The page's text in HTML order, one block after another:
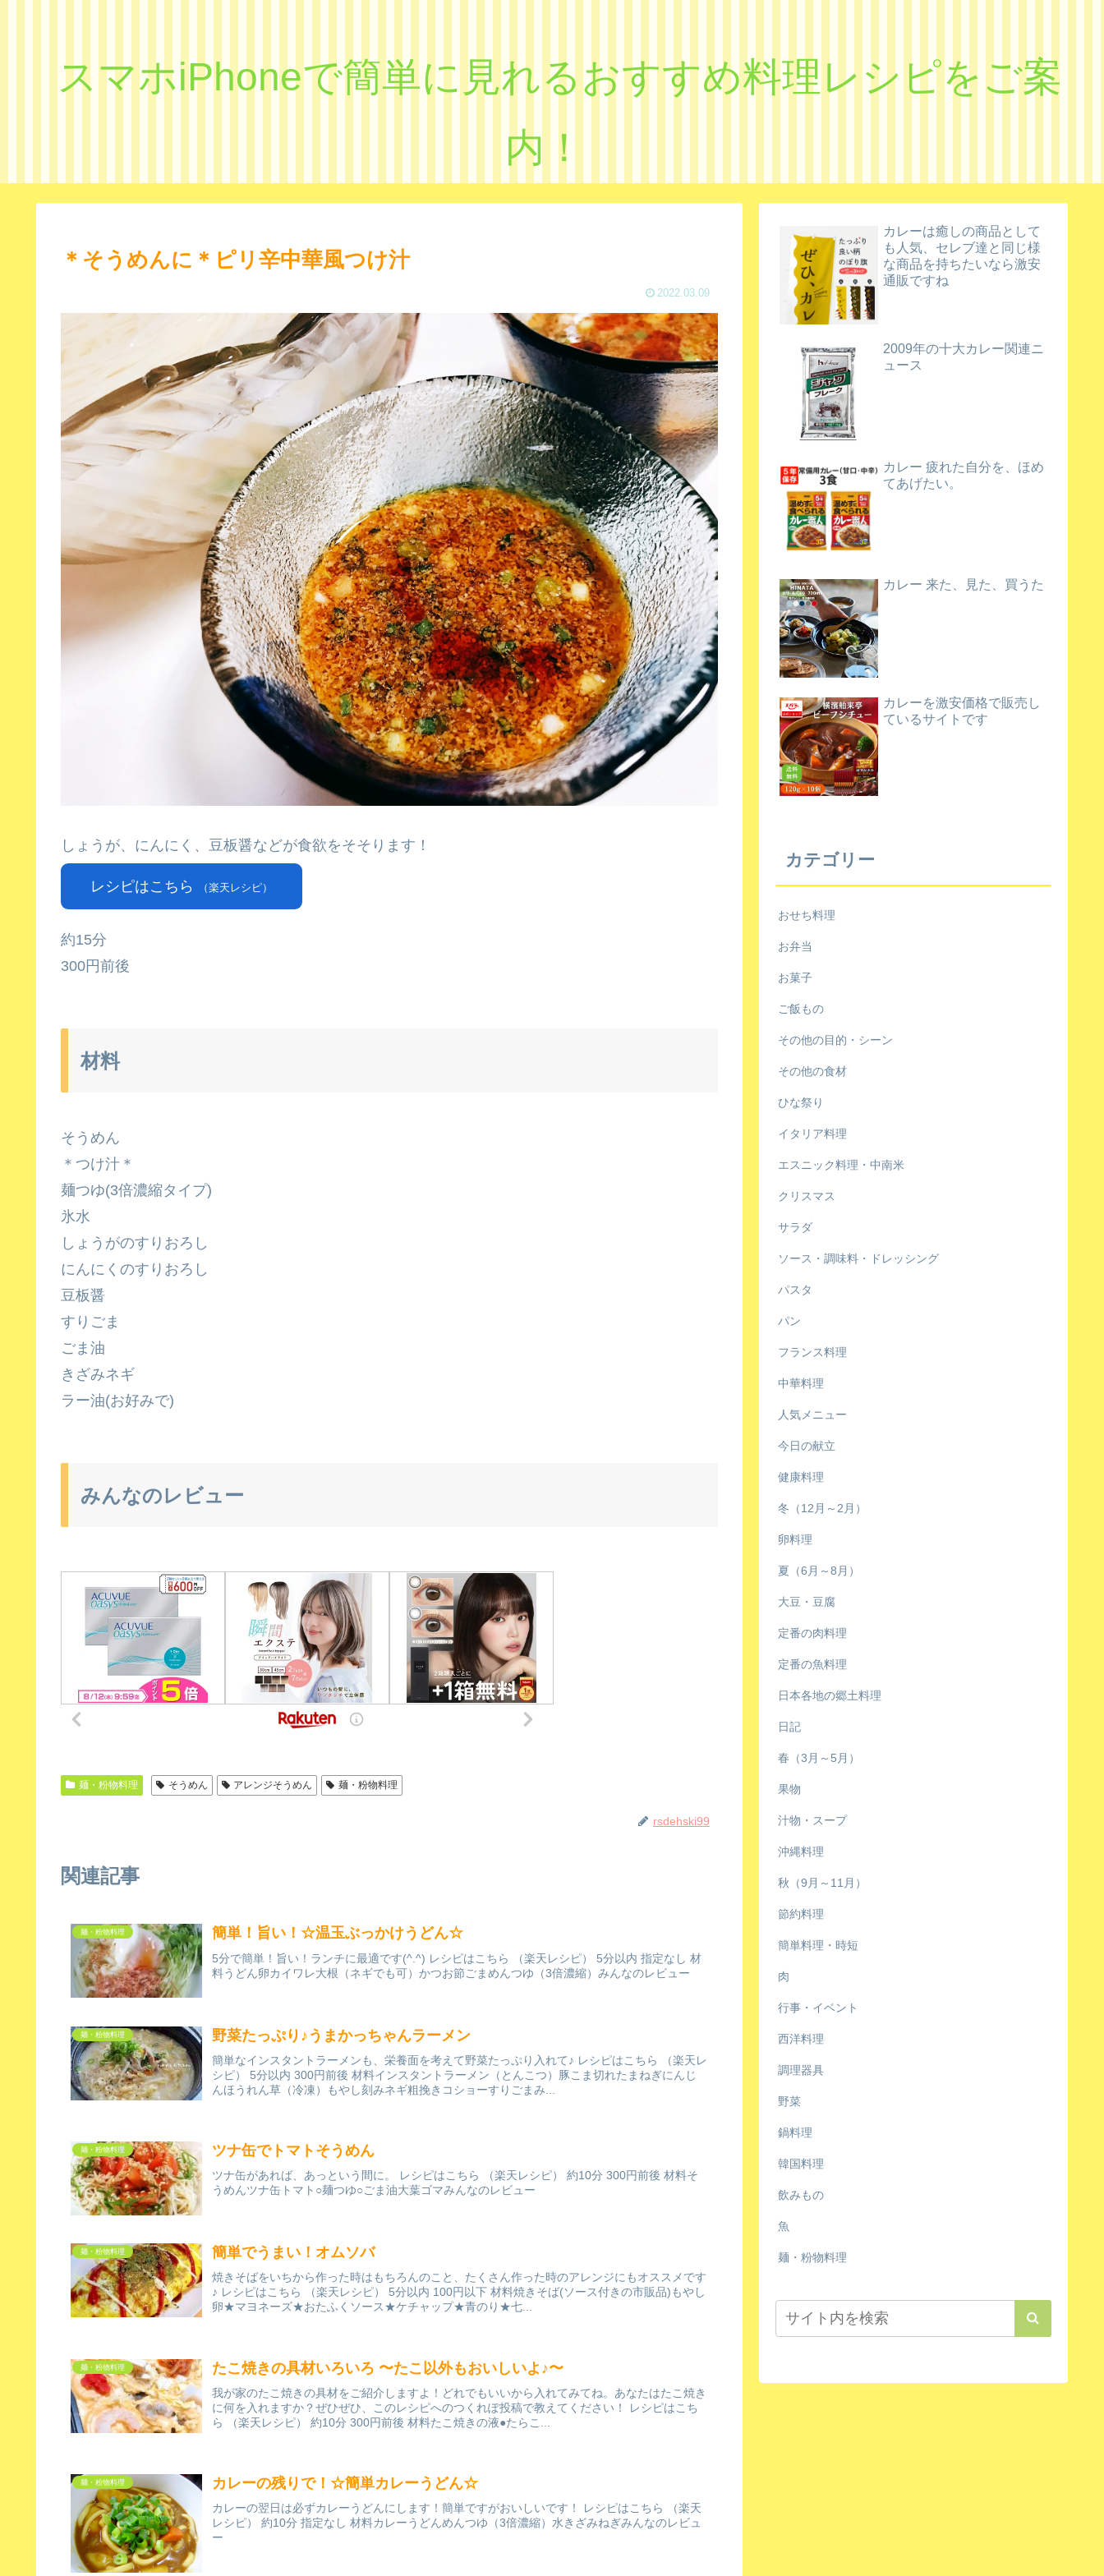
スマホiPhoneで簡単に見れるおすすめ料理レシピをご案
内！
＊そうめんに＊ピリ辛中華風つけ汁
2022.03.09
しょうが、にんにく、豆板醤などが食欲をそそります！
レシピはこちら （楽天レシピ）
約15分
300円前後
材料
そうめん
＊つけ汁＊
麺つゆ(3倍濃縮タイプ)
氷水
しょうがのすりおろし
にんにくのすりおろし
豆板醤
すりごま
ごま油
きざみネギ
ラー油(お好みで)
みんなのレビュー
麺・粉物料理 そうめん アレンジそうめん 麺・粉物料理
rsdehski99
関連記事
麺・粉物料理 簡単！旨い！☆温玉ぶっかけうどん☆
5分で簡単！旨い！ランチに最適です(^.^) レシピはこちら （楽天レシピ） 5分以内 指定なし 材
料うどん卵カイワレ大根（ネギでも可）かつお節ごまめんつゆ（3倍濃縮）みんなのレビュー
麺・粉物料理 野菜たっぷり♪うまかっちゃんラーメン
簡単なインスタントラーメンも、栄養面を考えて野菜たっぷり入れて♪ レシピはこちら （楽天レ
シピ） 5分以内 300円前後 材料インスタントラーメン（とんこつ）豚こま切れたまねぎにんじ
んほうれん草（冷凍）もやし刻みネギ粗挽きコショーすりごまみ...
麺・粉物料理 ツナ缶でトマトそうめん
ツナ缶があれば、あっという間に。 レシピはこちら （楽天レシピ） 約10分 300円前後 材料そ
うめんツナ缶トマト○麺つゆ○ごま油大葉ゴマみんなのレビュー
麺・粉物料理 簡単でうまい！オムソバ
焼きそばをいちから作った時はもちろんのこと、たくさん作った時のアレンジにもオススメです
♪ レシピはこちら （楽天レシピ） 5分以内 100円以下 材料焼きそば(ソース付きの市販品)もやし
卵★マヨネーズ★おたふくソース★ケチャップ★青のり★七...
麺・粉物料理 たこ焼きの具材いろいろ 〜たこ以外もおいしいよ♪〜
我が家のたこ焼きの具材をご紹介しますよ！どれでもいいから入れてみてね。あなたはたこ焼き
に何を入れますか？ぜひぜひ、このレシピへのつくれぽ投稿で教えてください！ レシピはこち
ら （楽天レシピ） 約10分 300円前後 材料たこ焼きの液●たらこ...
麺・粉物料理 カレーの残りで！☆簡単カレーうどん☆
カレーの翌日は必ずカレーうどんにします！簡単ですがおいしいです！ レシピはこちら （楽天
レシピ） 約10分 指定なし 材料カレーうどんめんつゆ（3倍濃縮）水きざみねぎみんなのレビュ
ー
カレーは癒しの商品として
も人気、セレブ達と同じ様
な商品を持ちたいなら激安
通販ですね
2009年の十大カレー関連ニ
ュース
カレー 疲れた自分を、ほめ
てあげたい。
カレー 来た、見た、買うた
カレーを激安価格で販売し
ているサイトです
カテゴリー
おせち料理
お弁当
お菓子
ご飯もの
その他の目的・シーン
その他の食材
ひな祭り
イタリア料理
エスニック料理・中南米
クリスマス
サラダ
ソース・調味料・ドレッシング
パスタ
パン
フランス料理
中華料理
人気メニュー
今日の献立
健康料理
冬（12月～2月）
卵料理
夏（6月～8月）
大豆・豆腐
定番の肉料理
定番の魚料理
日本各地の郷土料理
日記
春（3月～5月）
果物
汁物・スープ
沖縄料理
秋（9月～11月）
節約料理
簡単料理・時短
肉
行事・イベント
西洋料理
調理器具
野菜
鍋料理
韓国料理
飲みもの
魚
麺・粉物料理